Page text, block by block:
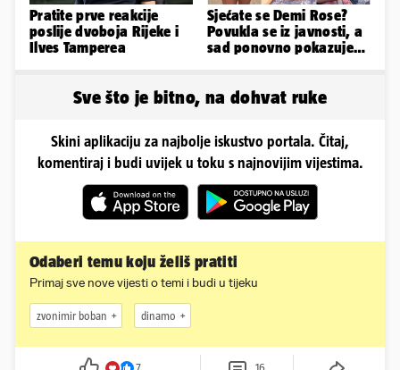
Pratite prve reakcije
poslije dvoboja Rijeke i
Ilves Tamperea
Sjećate se Demi Rose?
Povukla se iz javnosti, a
sad ponovno pokazuje
Sve što je bitno, na dohvat ruke
Skini aplikaciju za najbolje iskustvo portala. Čitaj,
komentiraj i budi uvijek u toku s najnovijim vijestima.
Odaberi temu koju želiš pratiti
Primaj sve nove vijesti o temi i budi u tijeku
zvonimir boban dinamo